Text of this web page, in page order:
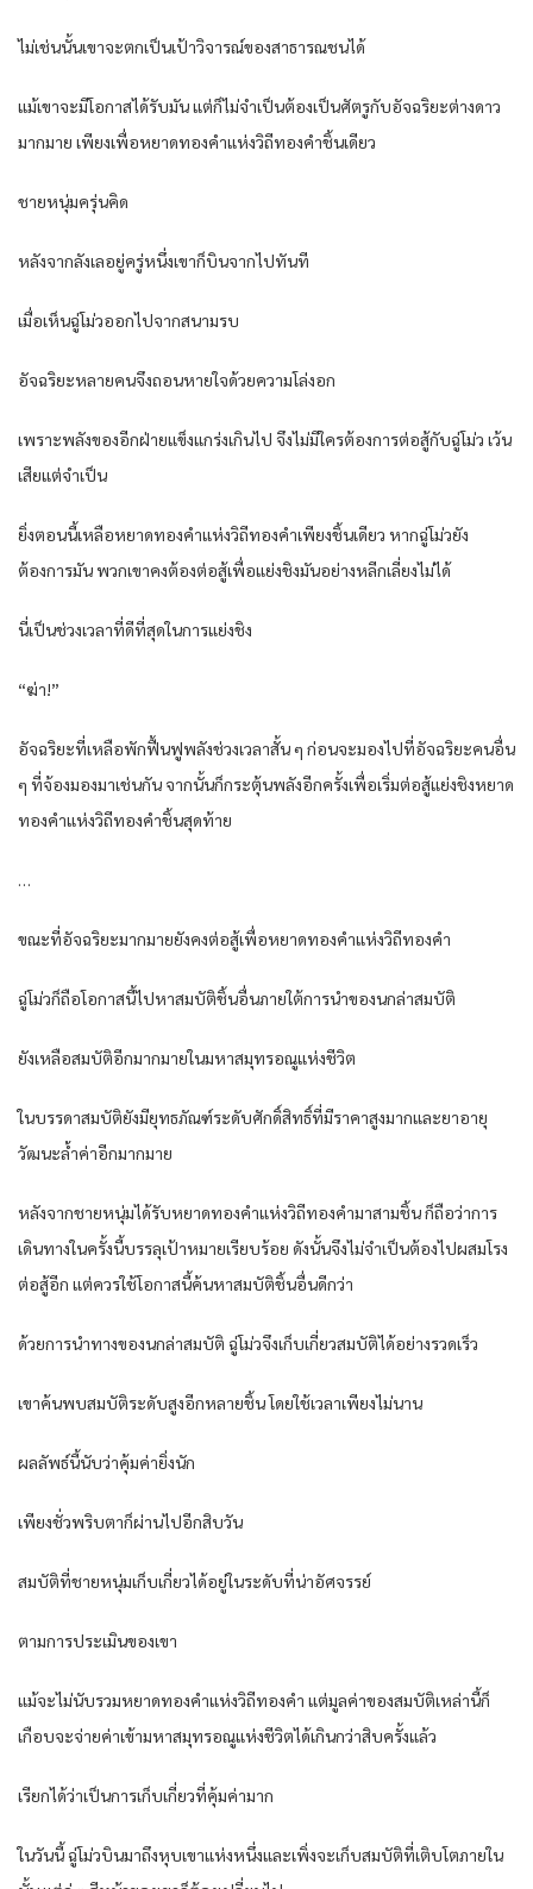
ไม่เช่นนั้นเขาจะตกเป็นเป้าวิจารณ์ของสาธารณชนได้
แม้เขาจะมีโอกาสได้รับมัน แต่ก็ไม่จำเป็นต้องเป็นศัตรูกับอัจฉริยะต่างดาว
มากมาย เพียงเพื่อหยาดทองคำแห่งวิถีทองคำชิ้นเดียว
ชายหนุ่มครุ่นคิด
หลังจากลังเลอยู่ครู่หนึ่งเขาก็บินจากไปทันที
เมื่อเห็นฉู่โม่วออกไปจากสนามรบ
อัจฉริยะหลายคนจึงถอนหายใจด้วยความโล่งอก
เพราะพลังของอีกฝ่ายแข็งแกร่งเกินไป จึงไม่มีใครต้องการต่อสู้กับฉู่โม่ว เว้น
เสียแต่จำเป็น
ยิ่งตอนนี้เหลือหยาดทองคำแห่งวิถีทองคำเพียงชิ้นเดียว หากฉู่โม่วยัง
ต้องการมัน พวกเขาคงต้องต่อสู้เพื่อแย่งชิงมันอย่างหลีกเลี่ยงไม่ได้
นี่เป็นช่วงเวลาที่ดีที่สุดในการแย่งชิง
“ฆ่า!”
อัจฉริยะที่เหลือพักฟื้นฟูพลังช่วงเวลาสั้น ๆ ก่อนจะมองไปที่อัจฉริยะคนอื่น
ๆ ที่จ้องมองมาเช่นกัน จากนั้นก็กระตุ้นพลังอีกครั้งเพื่อเริ่มต่อสู้แย่งชิงหยาด
ทองคำแห่งวิถีทองคำชิ้นสุดท้าย
…
ขณะที่อัจฉริยะมากมายยังคงต่อสู้เพื่อหยาดทองคำแห่งวิถีทองคำ
ฉู่โม่วก็ถือโอกาสนี้ไปหาสมบัติชิ้นอื่นภายใต้การนำของนกล่าสมบัติ
ยังเหลือสมบัติอีกมากมายในมหาสมุทรอณูแห่งชีวิต
ในบรรดาสมบัติยังมียุทธภัณฑ์ระดับศักดิ์สิทธิ์ที่มีราคาสูงมากและยาอายุ
วัฒนะล้ำค่าอีกมากมาย
หลังจากชายหนุ่มได้รับหยาดทองคำแห่งวิถีทองคำมาสามชิ้น ก็ถือว่าการ
เดินทางในครั้งนี้บรรลุเป้าหมายเรียบร้อย ดังนั้นจึงไม่จำเป็นต้องไปผสมโรง
ต่อสู้อีก แต่ควรใช้โอกาสนี้ค้นหาสมบัติชิ้นอื่นดีกว่า
ด้วยการนำทางของนกล่าสมบัติ ฉู่โม่วจึงเก็บเกี่ยวสมบัติได้อย่างรวดเร็ว
เขาค้นพบสมบัติระดับสูงอีกหลายชิ้น โดยใช้เวลาเพียงไม่นาน
ผลลัพธ์นี้นับว่าคุ้มค่ายิ่งนัก
เพียงชั่วพริบตาก็ผ่านไปอีกสิบวัน
สมบัติที่ชายหนุ่มเก็บเกี่ยวได้อยู่ในระดับที่น่าอัศจรรย์
ตามการประเมินของเขา
แม้จะไม่นับรวมหยาดทองคำแห่งวิถีทองคำ แต่มูลค่าของสมบัติเหล่านี้ก็
เกือบจะจ่ายค่าเข้ามหาสมุทรอณูแห่งชีวิตได้เกินกว่าสิบครั้งแล้ว
เรียกได้ว่าเป็นการเก็บเกี่ยวที่คุ้มค่ามาก
ในวันนี้ ฉู่โม่วบินมาถึงหุบเขาแห่งหนึ่งและเพิ่งจะเก็บสมบัติที่เติบโตภายใน